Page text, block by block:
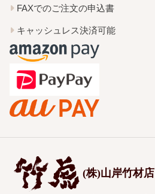
FAXでのご注文の申込書
キャッシュレス決済可能
(株)山岸竹材店